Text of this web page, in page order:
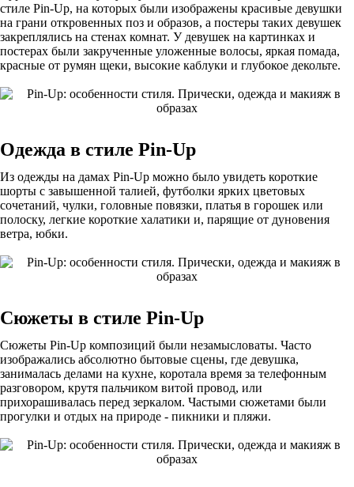
стиле Pin-Up, на которых были изображены красивые девушки
на грани откровенных поз и образов, а постеры таких девушек
закреплялись на стенах комнат. У девушек на картинках и
постерах были закрученные уложенные волосы, яркая помада,
красные от румян щеки, высокие каблуки и глубокое декольте.
Одежда в стиле Pin-Up
Из одежды на дамах Pin-Up можно было увидеть короткие
шорты с завышенной талией, футболки ярких цветовых
сочетаний, чулки, головные повязки, платья в горошек или
полоску, легкие короткие халатики и, парящие от дуновения
ветра, юбки.
Сюжеты в стиле Pin-Up
Сюжеты Pin-Up композиций были незамысловаты. Часто
изображались абсолютно бытовые сцены, где девушка,
занималась делами на кухне, коротала время за телефонным
разговором, крутя пальчиком витой провод, или
прихорашивалась перед зеркалом. Частыми сюжетами были
прогулки и отдых на природе - пикники и пляжи.